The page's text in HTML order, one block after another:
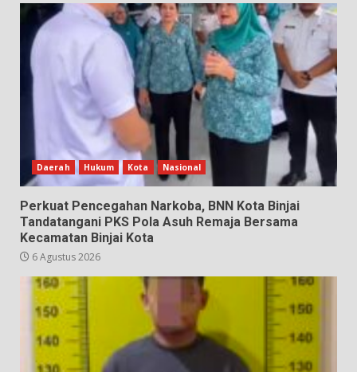
Daerah Hukum Kota Nasional
Perkuat Pencegahan Narkoba, BNN Kota Binjai
Tandatangani PKS Pola Asuh Remaja Bersama
Kecamatan Binjai Kota
6 Agustus 2026